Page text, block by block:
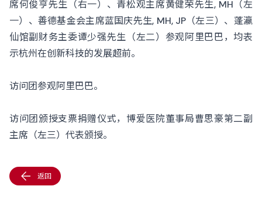
席何俊亨先生（右一）、青松观主席黄健荣先生, MH（左
一）、善德基金会主席蓝国庆先生, MH, JP（左三）、蓬瀛
仙馆副财务主委谭少强先生（左二）参观阿里巴巴，均表
示杭州在创新科技的发展超前。
访问团参观阿里巴巴。
访问团颁授支票捐赠仪式，博爱医院董事局曹思豪第二副
主席（左三）代表颁授。
返回